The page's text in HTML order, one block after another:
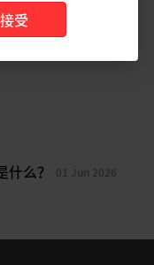
问题的答案很大程度
很快解决且霍尔木兹
闭，全球可能面
担忧与通胀风险同
迅速解决；在这种情
通胀加上高利率将抑
胀率极高（大于
银行及该信息所被递交
士。
不许可）向公众作出关
视为如此。本信息无意
也不应被当作该等意见
代替自己的判断，而应
或其他后果承担任何受
么？ 01 Jun 2026
to or use by,
other jurisdiction
of the
contrary to law or
the solicitation of
(including
接受